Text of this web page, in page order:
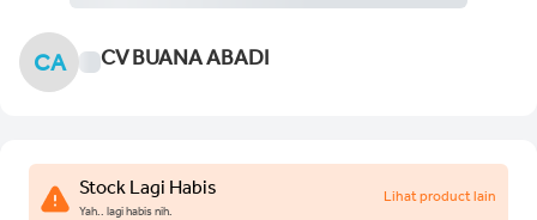
CA CV BUANA ABADI
Stock Lagi Habis
Yah.. lagi habis nih.
Lihat product lain